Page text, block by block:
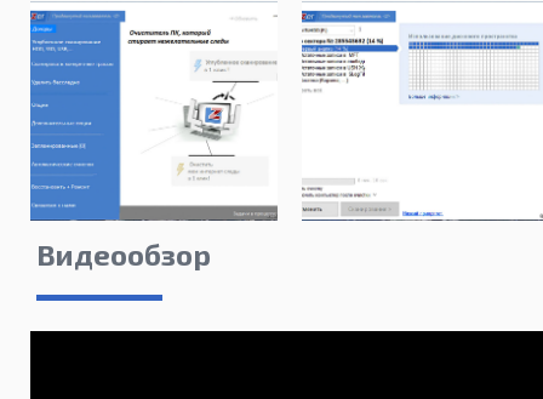
Видеообзор